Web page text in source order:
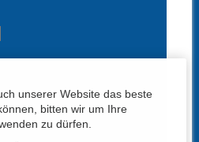
unserer Website das beste
bitten wir um Ihre
zu dürfen.